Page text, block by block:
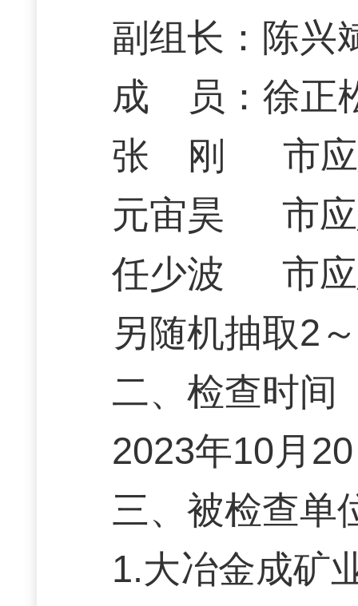
副组长：陈
成 员：徐正
张 刚 市应
元宙昊 市应
任少波 市应
另随机抽取2
二、检查时间
2023年10月
三、被检查单
1.大冶金成矿